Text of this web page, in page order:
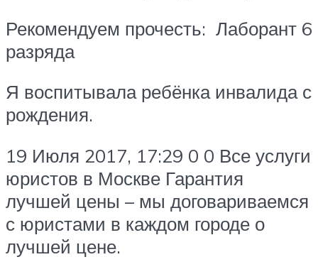
Рекомендуем прочесть: Лаборант 6
разряда
Я воспитывала ребёнка инвалида с
рождения.
19 Июля 2017, 17:29 0 0 Все услуги
юристов в Москве Гарантия
лучшей цены – мы договариваемся
с юристами в каждом городе о
лучшей цене.